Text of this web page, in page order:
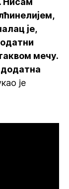
је,
мечу.
додатна
је